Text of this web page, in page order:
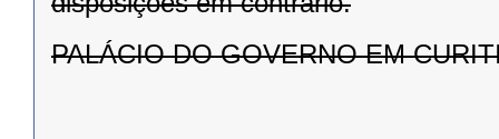
PALÁCIO DO GOVERNO EM